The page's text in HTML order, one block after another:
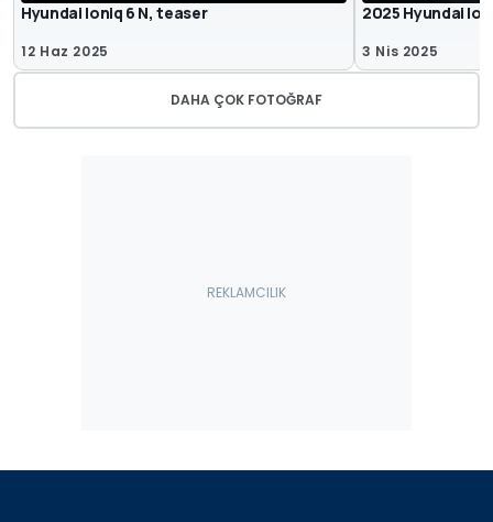
Hyundai Ioniq 6 N, teaser
12 Haz 2025
2025 Hyundai
3 Nis 2025
DAHA ÇOK FOTOĞRAF